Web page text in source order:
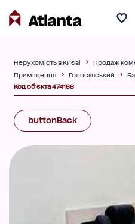
Нерухомість в Києві
Продаж
Приміщення
Голосіївський
Код об'єкта 474188
buttonBack